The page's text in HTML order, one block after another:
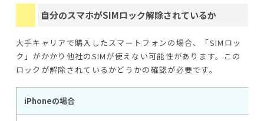
自分のスマホがSIMロック解除されているか
大手キャリアで購入したスマートフォンの場合、「SIMロッ
ク」がかかり他社のSIMが使えない可能性があります。この
ロックが解除されているかどうかの確認が必要です。
iPhoneの場合